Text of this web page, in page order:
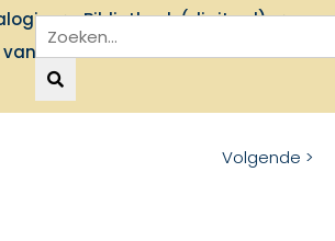
Bibliotheek (digitaal)
Lunteren
Volgende >